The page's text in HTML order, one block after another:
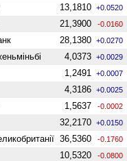
13,1810 +0.0520
21,3900 -0.0160
28,1380 +0.0270
4,0373 +0.0029
1,2491 +0.0007
4,3186 +0.0025
1,5637 -0.0002
32,2170 +0.0150
36,5360 -0.1760
10,5320 -0.0800